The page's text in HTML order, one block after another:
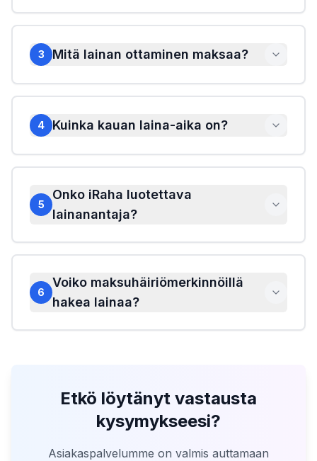
3 Mitä lainan ottaminen maksaa?
4 Kuinka kauan laina-aika on?
5
Onko iRaha luotettava
lainanantaja?
6
Voiko maksuhäiriömerkinnöillä
hakea lainaa?
Etkö löytänyt vastausta
kysymykseesi?
Asiakaspalvelumme on valmis auttamaan